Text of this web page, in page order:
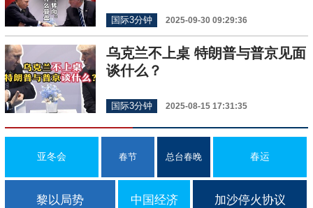
国际3分钟 2025-09-30 09:29:36
乌克兰不上桌 特朗普与普京见面
谈什么？
国际3分钟 2025-08-15 17:31:35
亚冬会 春节 总台春晚 春运
黎以局势 中国经济 加沙停火协议